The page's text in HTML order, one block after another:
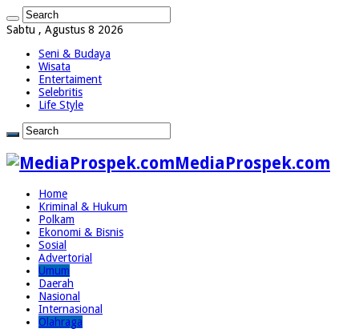
Sabtu , Agustus 8 2026
Seni & Budaya
Wisata
Entertaiment
Selebritis
Life Style
MediaProspek.com
Home
Kriminal & Hukum
Polkam
Ekonomi & Bisnis
Sosial
Advertorial
Umum
Daerah
Nasional
Internasional
Olahraga